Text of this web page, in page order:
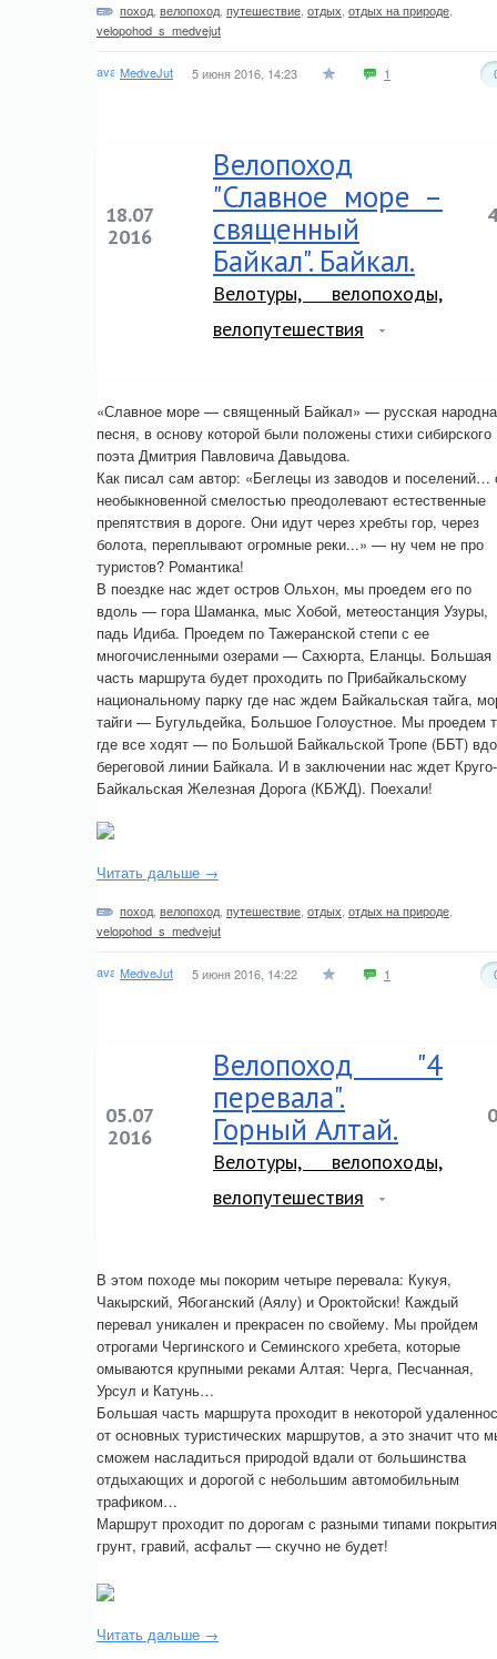
поход велопоход путешествие отдых отдых на природе
velopohod_s_medvejut
MedveJut 5 июня 2016, 14:23 1
18.07
2016
Велопоход
"Славное море –
священный
Байкал". Байкал.
Велотуры, велопоходы,
велопутешествия
4
«Славное море — священный Байкал» — русская
песня, в основу которой были положены стихи сибирского
поэта Дмитрия Павловича Давыдова.
Как писал сам автор: «Беглецы из заводов и поселений…
необыкновенной смелостью преодолевают естественные
препятствия в дороге. Они идут через хребты гор, через
болота, переплывают огромные реки...» — ну чем не про
туристов? Романтика!
В поездке нас ждет остров Ольхон, мы проедем его по
вдоль — гора Шаманка, мыс Хобой, метеостанция Узуры,
падь Идиба. Проедем по Тажеранской степи с ее
многочисленными озерами — Сахюрта, Еланцы. Большая
часть маршрута будет проходить по Прибайкальскому
национальному парку где нас ждем Байкальская тайга,
тайги — Бугульдейка, Большое Голоустное. Мы проедем
где все ходят — по Большой Байкальской Тропе (ББТ)
береговой линии Байкала. И в заключении нас ждет Круго-
Байкальская Железная Дорога (КБЖД). Поехали!
Читать дальше →
поход велопоход путешествие отдых отдых на природе
velopohod_s_medvejut
MedveJut 5 июня 2016, 14:22 1
05.07
2016
Велопоход "4
перевала".
Горный Алтай.
Велотуры, велопоходы,
велопутешествия
0
В этом походе мы покорим четыре перевала: Кукуя,
Чакырский, Ябоганский (Аялу) и Ороктойски! Каждый
перевал уникален и прекрасен по свойему. Мы пройдем
отрогами Чергинского и Семинского хребета, которые
омываются крупными реками Алтая: Черга, Песчанная,
Урсул и Катунь…
Большая часть маршрута проходит в некоторой
от основных туристических маршрутов, а это значит что
сможем насладиться природой вдали от большинства
отдыхающих и дорогой с небольшим автомобильным
трафиком…
Маршрут проходит по дорогам с разными типами покрытия
грунт, гравий, асфальт — скучно не будет!
Читать дальше →